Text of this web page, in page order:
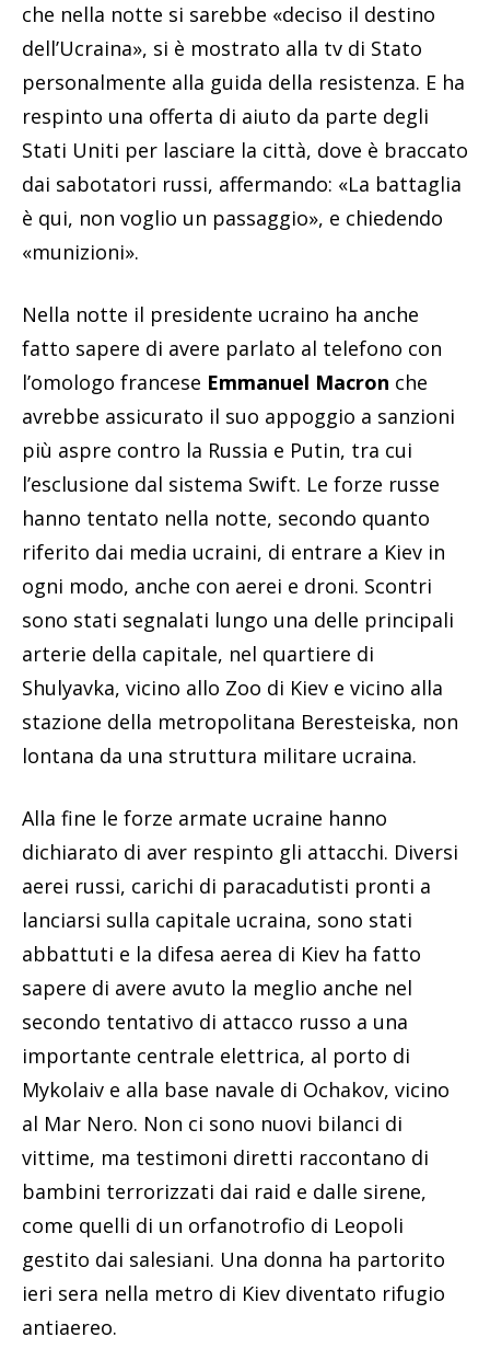
che nella notte si sarebbe «deciso il destino
dell’Ucraina», si è mostrato alla tv di Stato
personalmente alla guida della resistenza. E ha
respinto una offerta di aiuto da parte degli
Stati Uniti per lasciare la città, dove è braccato
dai sabotatori russi, affermando: «La battaglia
è qui, non voglio un passaggio», e chiedendo
«munizioni».
Nella notte il presidente ucraino ha anche
fatto sapere di avere parlato al telefono con
l’omologo francese Emmanuel Macron che
avrebbe assicurato il suo appoggio a sanzioni
più aspre contro la Russia e Putin, tra cui
l’esclusione dal sistema Swift. Le forze russe
hanno tentato nella notte, secondo quanto
riferito dai media ucraini, di entrare a Kiev in
ogni modo, anche con aerei e droni. Scontri
sono stati segnalati lungo una delle principali
arterie della capitale, nel quartiere di
Shulyavka, vicino allo Zoo di Kiev e vicino alla
stazione della metropolitana Beresteiska, non
lontana da una struttura militare ucraina.
Alla fine le forze armate ucraine hanno
dichiarato di aver respinto gli attacchi. Diversi
aerei russi, carichi di paracadutisti pronti a
lanciarsi sulla capitale ucraina, sono stati
abbattuti e la difesa aerea di Kiev ha fatto
sapere di avere avuto la meglio anche nel
secondo tentativo di attacco russo a una
importante centrale elettrica, al porto di
Mykolaiv e alla base navale di Ochakov, vicino
al Mar Nero. Non ci sono nuovi bilanci di
vittime, ma testimoni diretti raccontano di
bambini terrorizzati dai raid e dalle sirene,
come quelli di un orfanotrofio di Leopoli
gestito dai salesiani. Una donna ha partorito
ieri sera nella metro di Kiev diventato rifugio
antiaereo.